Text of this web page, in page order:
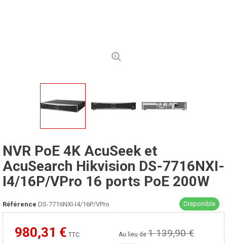
NVR PoE 4K AcuSeek et
AcuSearch Hikvision DS-7716NXI-
I4/16P/VPro 16 ports PoE 200W
Référence DS-7716NXI-I4/16P/VPro Disponible
980,31 € TTC
Moins cher ailleurs ? Au lieu de1 139,90 €